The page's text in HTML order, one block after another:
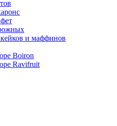
и маффинов
Boiron
Ravifruit